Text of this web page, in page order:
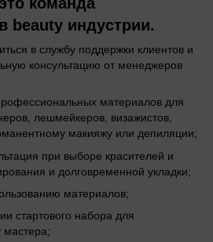
beauty индустрии.
в службу поддержки клиентов и
консультацию от менеджеров
материалов для
лешмейкеров, визажистов,
макияжу или депиляции;
при выборе красителей и
и долговременной укладки;
материалов;
стартового набора для